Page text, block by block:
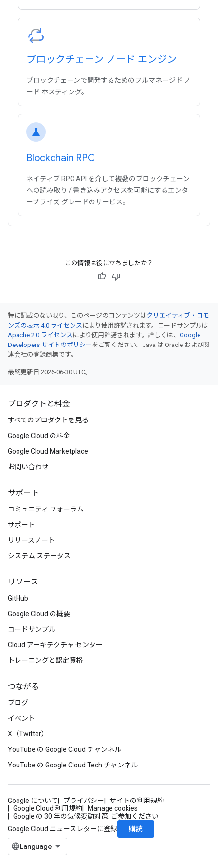
ブロックチェーン ノード エンジン
ブロックチェーンで開発するためのフルマネージド ノ
ード ホスティング。
science
Blockchain RPC
ネイティブ RPC API を介して複数のブロックチェーン
への読み取り / 書き込みアクセスを可能にするエンタ
ープライズ グレードのサービス。
この情報は役に立ちましたか？
特に記載のない限り、このページのコンテンツはクリエイティブ・コモ
ンズの表示 4.0 ライセンス により使用許諾されます。コードサンプルは
Apache 2.0 ライセンス により使用許諾されます。詳しくは、 Google
Developers サイトのポリシー をご覧ください。Java は Oracle および関
連会社の登録商標です。
最終更新日 2026-06-30 UTC。
プロダクトと料金
すべてのプロダクトを見る
Google Cloud の料金
Google Cloud Marketplace
お問い合わせ
サポート
コミュニティ フォーラム
サポート
リリースノート
システム ステータス
リソース
GitHub
Google Cloud の概要
コードサンプル
Cloud アーキテクチャ センター
トレーニングと認定資格
つながる
ブログ
イベント
X（Twitter）
YouTube の Google Cloud チャンネル
YouTube の Google Cloud Tech チャンネル
Google について プライバシー
サイトの利用規約
Google Cloud 利用規約
Manage cookies
Google の 30 年の気候変動対策: ご参加ください
Google Cloud ニュースレターに登録
購読